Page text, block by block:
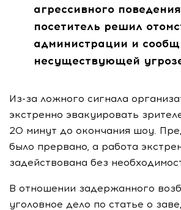
агрессивного
посетитель решил
администрации и
несуществующей
Из-за ложного сигнала
экстренно эвакуировать
20 минут до окончания шоу.
было прервано, а работа
задействована без
В отношении задержанного
уголовное дело по статье о